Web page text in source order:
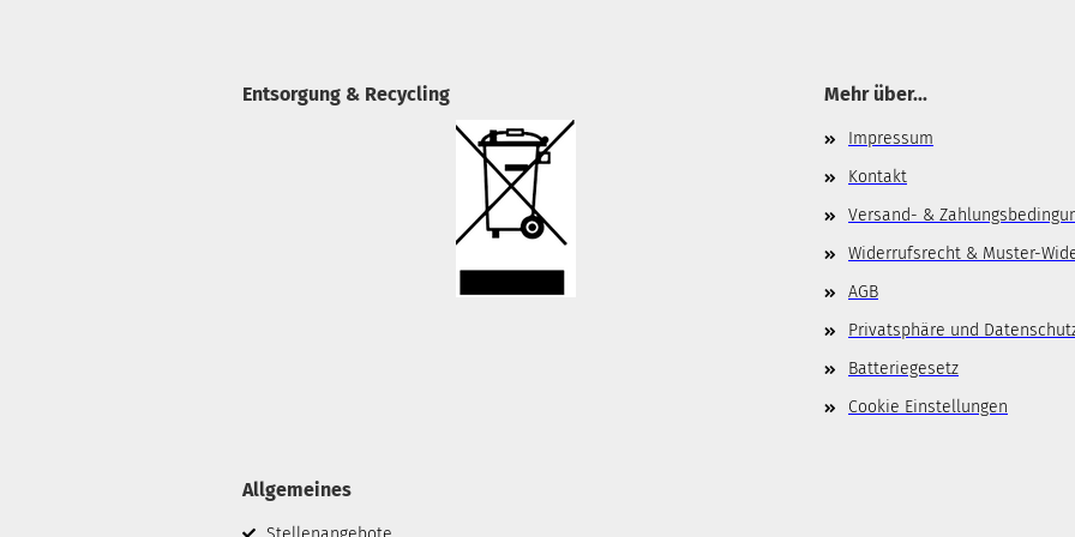
Entsorgung & Recycling Mehr über...
Impressum
Kontakt
Versand- &
Widerrufsrecht & Muster-
AGB
Privatsphäre und
Batteriegesetz
Cookie Einstellungen
Allgemeines